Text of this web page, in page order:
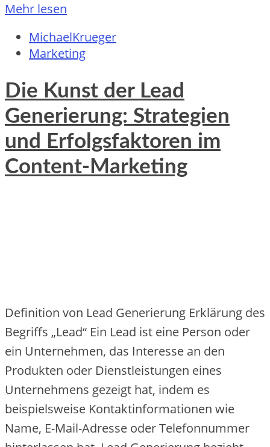
Mehr lesen
MichaelKrueger
Marketing
Die Kunst der Lead
Generierung: Strategien
und Erfolgsfaktoren im
Content-Marketing
Definition von Lead Generierung Erklärung des
Begriffs „Lead“ Ein Lead ist eine Person oder
ein Unternehmen, das Interesse an den
Produkten oder Dienstleistungen eines
Unternehmens gezeigt hat, indem es
beispielsweise Kontaktinformationen wie
Name, E-Mail-Adresse oder Telefonnummer